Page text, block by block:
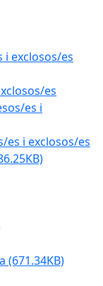
i exclosos/es
es
es i
es i exclosos/es
(671.34KB)